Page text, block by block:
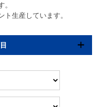
生産しています。